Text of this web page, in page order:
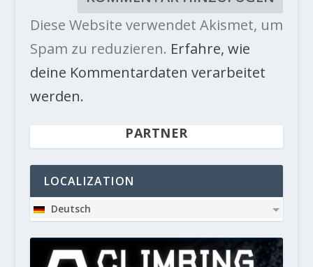
Diese Website verwendet Akismet, um
Spam zu reduzieren. Erfahre, wie
deine Kommentardaten verarbeitet
werden.
PARTNER
LOCALIZATION
Deutsch